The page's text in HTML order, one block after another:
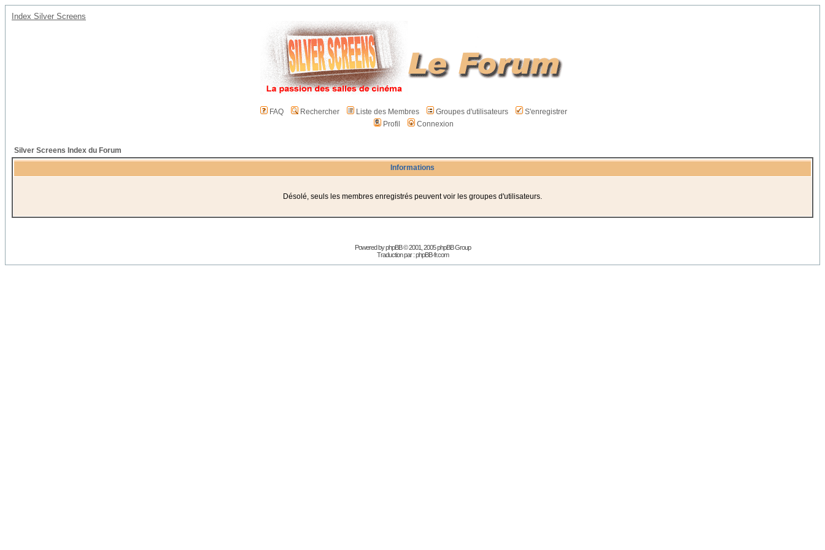
Index Silver Screens
FAQ Rechercher Liste des Membres Groupes d'utilisateurs
S'enregistrer
Profil
Connexion
Silver Screens Index du Forum
Informations
Désolé, seuls les membres enregistrés peuvent voir les groupes d'utilisateurs.
Powered byphpBB© 2001, 2005 phpBB Group
Traduction par :phpBB-fr.com